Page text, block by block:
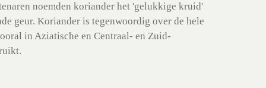
noemden koriander het 'gelukkige kruid'
geur. Koriander is tegenwoordig over de hele
in Aziatische en Centraal- en Zuid-